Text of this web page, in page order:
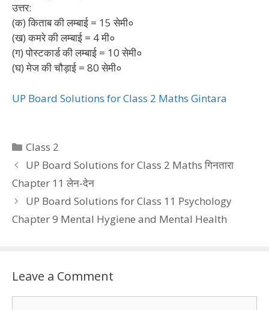
उत्तर:
(क) किताब की लम्बाई = 15 सेमी०
(ख) कमरे की लम्बाई = 4 मी०
(ग) पोस्टकार्ड की लम्बाई = 10 सेमी०
(घ) मेज की चौड़ाई = 80 सेमी०
UP Board Solutions for Class 2 Maths Gintara
Categories
Class 2
UP Board Solutions for Class 2 Maths गिनतारा
Chapter 11 लेन-देन
UP Board Solutions for Class 11 Psychology
Chapter 9 Mental Hygiene and Mental Health
Leave a Comment